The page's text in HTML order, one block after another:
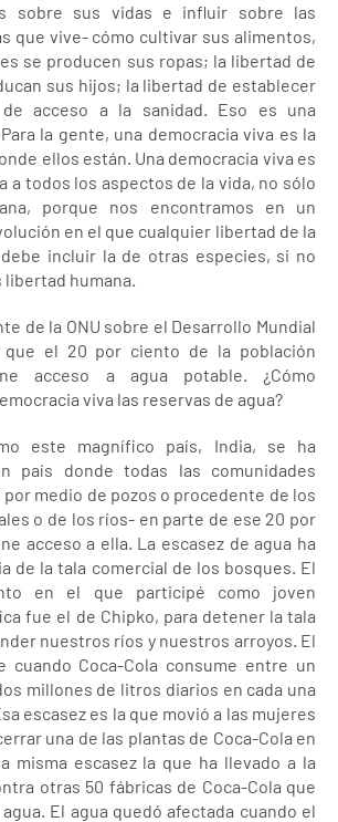
sobre sus vidas e influir sobre las
que vive- cómo cultivar sus alimentos,
se producen sus ropas; la libertad de
sus hijos; la libertad de establecer
acceso a la sanidad. Eso es una
la gente, una democracia viva es la
ellos están. Una democracia viva es
a todos los aspectos de la vida, no sólo
porque nos encontramos en un
en el que cualquier libertad de la
incluir la de otras especies, si no
humana.
de la ONU sobre el Desarrollo Mundial
que el 20 por ciento de la población
acceso a agua potable. ¿Cómo
viva las reservas de agua?
este magnífico país, India, se ha
país donde todas las comunidades
medio de pozos o procedente de los
o de los ríos- en parte de ese 20 por
acceso a ella. La escasez de agua ha
de la tala comercial de los bosques. El
en el que participé como joven
fue el de Chipko, para detener la tala
nuestros ríos y nuestros arroyos. El
cuando Coca-Cola consume entre un
millones de litros diarios en cada una
escasez es la que movió a las mujeres
una de las plantas de Coca-Cola en
misma escasez la que ha llevado a la
otras 50 fábricas de Coca-Cola que
El agua quedó afectada cuando el